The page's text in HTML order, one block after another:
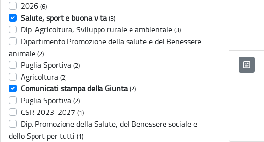
2026 (6)
Salute, sport e buona vita (3)
Dip. Agricoltura, Sviluppo rurale e ambientale (3)
Dipartimento Promozione della salute e del Benessere
animale (2)
Puglia Sportiva (2)
Agricoltura (2)
Comunicati stampa della Giunta (2)
Puglia Sportiva (2)
CSR 2023-2027 (1)
Dip. Promozione della Salute, del Benessere sociale e
dello Sport per tutti (1)